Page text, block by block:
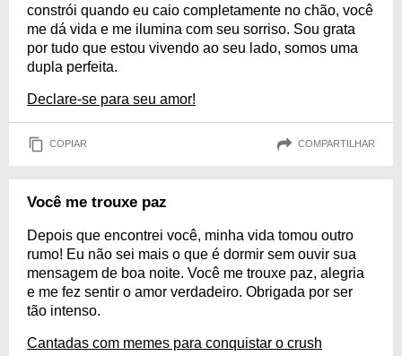
constrói quando eu caio completamente no chão, você
me dá vida e me ilumina com seu sorriso. Sou grata
por tudo que estou vivendo ao seu lado, somos uma
dupla perfeita.
Declare-se para seu amor!
COPIAR COMPARTILHAR
Você me trouxe paz
Depois que encontrei você, minha vida tomou outro
rumo! Eu não sei mais o que é dormir sem ouvir sua
mensagem de boa noite. Você me trouxe paz, alegria
e me fez sentir o amor verdadeiro. Obrigada por ser
tão intenso.
Cantadas com memes para conquistar o crush